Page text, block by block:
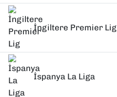
İngiltere Premier Lig
İspanya La Liga